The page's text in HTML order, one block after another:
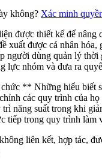
không? Xác minh
được thiết kế để nâng
xuất được cá nhân
dùng quản lý
lực nhóm và đưa ra
** Những hiểu biết
các quy trình của
năng suất trong khi
tiếp trong quy trình
liên kết, hợp tác,